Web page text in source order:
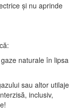
și nu aprinde
naturale în lipsa
sau altor utilaje
inclusiv,